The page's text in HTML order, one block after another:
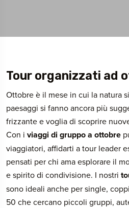
Tour organizzati ad
Ottobre è il mese in cui la natura
paesaggi si fanno ancora più
frizzante e voglia di scoprire
Con i viaggi di gruppo a ottobre
viaggiatori, affidarti a tour leader
pensati per chi ama esplorare il
e spirito di condivisione. I nostri
sono ideali anche per single,
50 che cercano piccoli gruppi,